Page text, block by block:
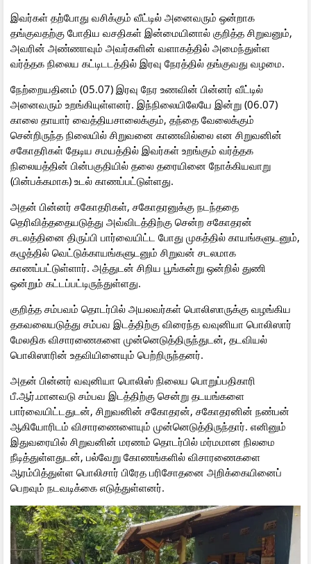
இவர்கள் தற்போது வசிக்கும் வீட்டில் அனைவரும் ஒன்றாக
தங்குவதற்கு போதிய வசதிகள் இன்மையினால் குறித்த சிறுவனும்,
அவரின் அண்ணாவும் அவர்களின் வளாகத்தில் அமைந்துள்ள
வர்த்தக நிலைய கட்டிடடத்தில் இரவு நேரத்தில் தங்குவது வழமை.
நேற்றையதினம் (05.07) இரவு நேர உணவின் பின்னர் வீட்டில்
அனைவரும் உறங்கியுள்ளனர். இந்நிலையிலேயே இன்று (06.07)
காலை தாயார் வைத்தியசாலைக்கும், தந்தை வேலைக்கும்
சென்றிருந்த நிலையில் சிறுவனை காணவில்லை என சிறுவனின்
சகோதரிகள் தேடிய சமயத்தில் இவர்கள் உறங்கும் வர்த்தக
நிலையத்தின் பின்பகுதியில் தலை தரையினை நோக்கியவாறு
(பின்பக்கமாக) உடல் காணப்பட்டுள்ளது.
அதன் பின்னர் சகோதரிகள், சகோதரனுக்கு நடந்ததை
தெரிவித்ததையடுத்து அவ்விடத்திற்கு சென்ற சகோதரன்
சடலத்தினை திருப்பி பார்வையிட்ட போது முகத்தில் காயங்களுடனும்,
கழுத்தில் வெட்டுக்காயங்களுடனும் சிறுவன் சடலமாக
காணப்பட்டுள்ளார். அத்துடன் சிறிய பூங்கன்று ஒன்றில் துணி
ஒன்றும் கட்டப்பட்டிருந்துள்ளது.
குறித்த சம்பவம் தொடர்பில் அயலவர்கள் பொலிஸாருக்கு வழங்கிய
தகவலையடுத்து சம்பவ இடத்திற்கு விரைந்த வவுனியா பொலிஸார்
மேலதிக விசாரணைகளை முன்னெடுத்திருந்துடன், தடவியல்
பொலிஸாரின் உதவியினையும் பெற்றிருந்தனர்.
அதன் பின்னர் வவுனியா பொலிஸ் நிலைய பொறுப்பதிகாரி
பீ.ஆர்.மானவடு சம்பவ இடத்திற்கு சென்று தடயங்களை
பார்வையிட்டதுடன், சிறுவனின் சகோதரன், சகோதரனின் நண்பன்
ஆகியோரிடம் விசாரணைளையும் முன்னெடுத்திருந்தார். எனினும்
இதுவரையில் சிறுவனின் மரணம் தொடர்பில் மர்மமான நிலமை
நீடித்துள்ளதுடன், பல்வேறு கோணங்களில் விசாரணைகளை
ஆரம்பித்துள்ள பொலிசார் பிரேத பரிசோதனை அறிக்கையினைப்
பெறவும் நடவடிக்கை எடுத்துள்ளனர்.